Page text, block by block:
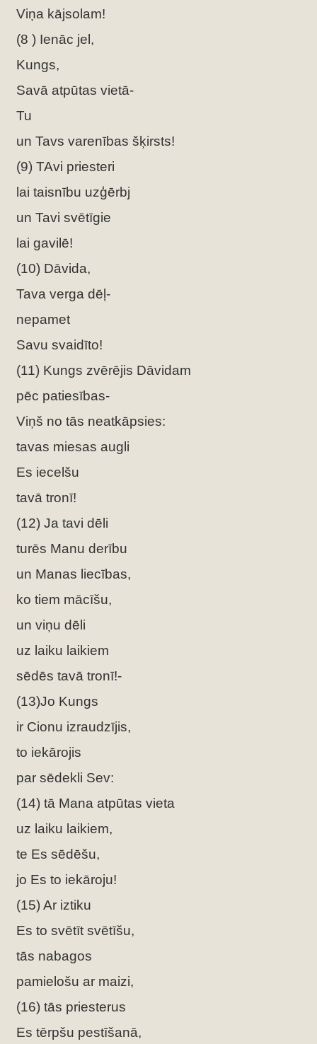
Viņa kājsolam!
(8 ) Ienāc jel,
Kungs,
Savā atpūtas vietā-
Tu
un Tavs varenības šķirsts!
(9) TAvi priesteri
lai taisnību uzģērbj
un Tavi svētīgie
lai gavilē!
(10) Dāvida,
Tava verga dēļ-
nepamet
Savu svaidīto!
(11) Kungs zvērējis Dāvidam
pēc patiesības-
Viņš no tās neatkāpsies:
tavas miesas augli
Es iecelšu
tavā tronī!
(12) Ja tavi dēli
turēs Manu derību
un Manas liecības,
ko tiem mācīšu,
un viņu dēli
uz laiku laikiem
sēdēs tavā tronī!-
(13)Jo Kungs
ir Cionu izraudzījis,
to iekārojis
par sēdekli Sev:
(14) tā Mana atpūtas vieta
uz laiku laikiem,
te Es sēdēšu,
jo Es to iekāroju!
(15) Ar iztiku
Es to svētīt svētīšu,
tās nabagos
pamielošu ar maizi,
(16) tās priesterus
Es tērpšu pestīšanā,